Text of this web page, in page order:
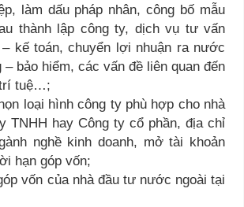
làm dấu pháp nhân, công bố mẫu
thành lập công ty, dịch vụ tư vấn
– kế toán, chuyển lợi nhuận ra nước
– bảo hiểm, các vấn đề liên quan đến
tuệ…;
loại hình công ty phù hợp cho nhà
TNHH hay Công ty cổ phần, địa chỉ
nghề kinh doanh, mở tài khoản
hạn góp vốn;
vốn của nhà đầu tư nước ngoài tại